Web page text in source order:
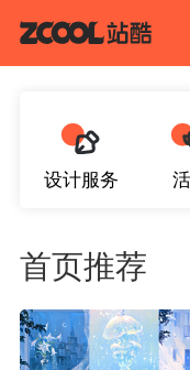
设计服务
首页推荐